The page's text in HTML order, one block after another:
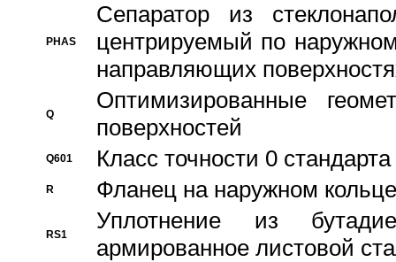
PHAS
Сепаратор из
центрируемый по
направляющих
Q
Оптимизированные
поверхностей
Q601 Класс точности 0
R Фланец на наружном кольце
RS1
Уплотнение из
армированное листовой